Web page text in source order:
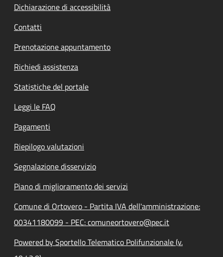
Dichiarazione di accessibilità
Contatti
Prenotazione appuntamento
Richiedi assistenza
Statistiche del portale
Leggi le FAQ
Pagamenti
Riepilogo valutazioni
Segnalazione disservizio
Piano di miglioramento dei servizi
Comune di Ortovero - Partita IVA dell'amministrazione:
00341180099 - PEC: comuneortovero@pec.it
Powered by Sportello Telematico Polifunzionale (v.